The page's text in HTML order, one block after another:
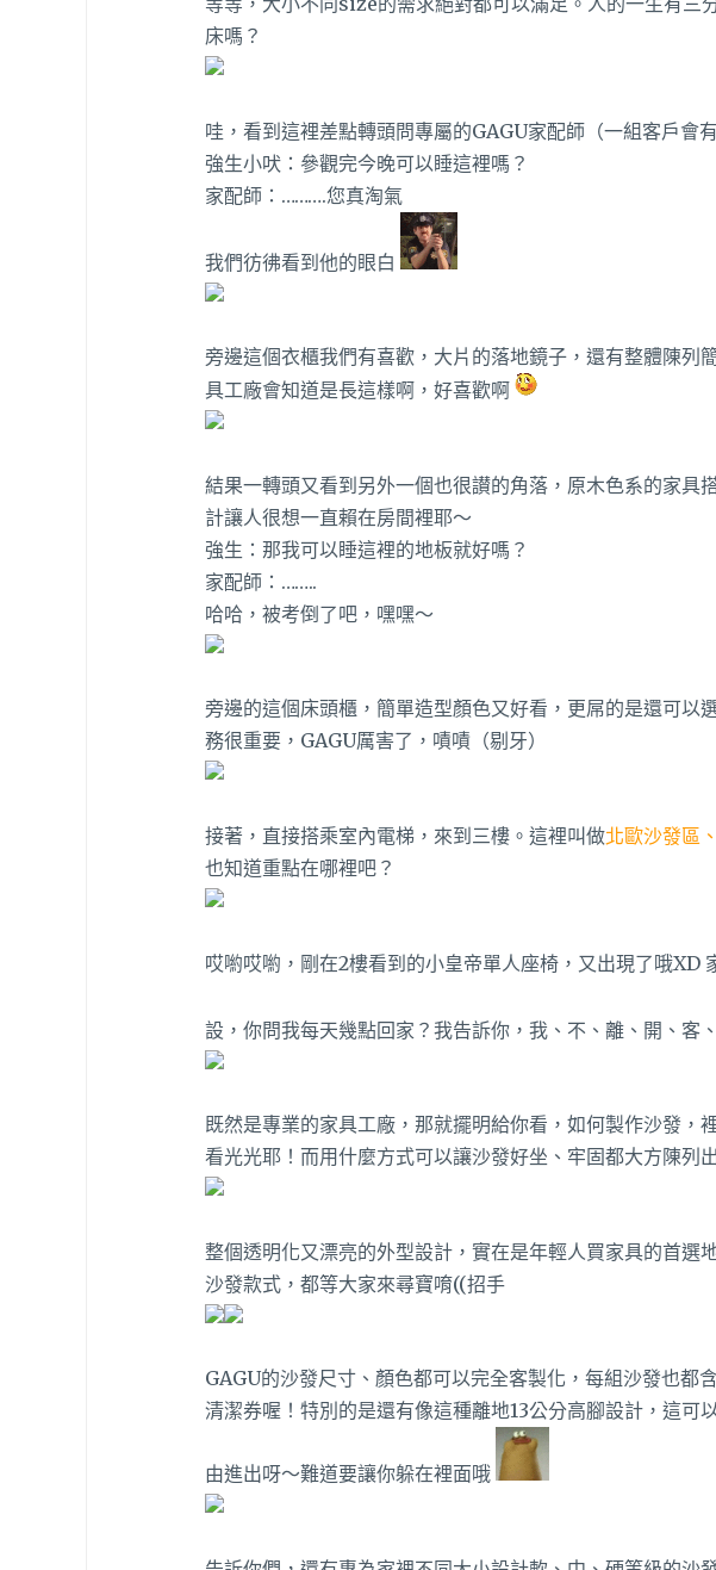
床嗎？
哇，看到這裡差點轉頭問專屬的GAGU家配師（一組客戶會
強生小吠：參觀完今晚可以睡這裡嗎？
家配師：……….您真淘氣
我們彷彿看到他的眼白
旁邊這個衣櫃我們有喜歡，大片的落地鏡子，還有整體陳列
具工廠會知道是長這樣啊，好喜歡啊
結果一轉頭又看到另外一個也很讃的角落，原木色系的家具
計讓人很想一直賴在房間裡耶～
強生：那我可以睡這裡的地板就好嗎？
家配師：……..
哈哈，被考倒了吧，嘿嘿～
旁邊的這個床頭櫃，簡單造型顏色又好看，更屌的是還可以
務很重要，GAGU厲害了，嘖嘖（剔牙）
接著，直接搭乘室內電梯，來到三樓。這裡叫做北歐沙發區
也知道重點在哪裡吧？
哎喲哎喲，剛在2樓看到的小皇帝單人座椅，又出現了哦XD
設，你問我每天幾點回家？我告訴你，我、不、離、開、客
既然是專業的家具工廠，那就擺明給你看，如何製作沙發，
看光光耶！而用什麼方式可以讓沙發好坐、牢固都大方陳列
整個透明化又漂亮的外型設計，實在是年輕人買家具的首選
沙發款式，都等大家來尋寶唷((招手
GAGU的沙發尺寸、顏色都可以完全客製化，每組沙發也都
清潔券喔！特別的是還有像這種離地13公分高腳設計，這可
由進出呀～難道要讓你躲在裡面哦